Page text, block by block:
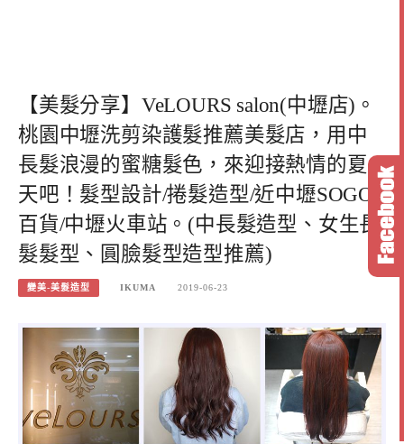
【美髮分享】VeLOURS salon(中壢店)。
桃園中壢洗剪染護髮推薦美髮店，用中
長髮浪漫的蜜糖髮色，來迎接熱情的夏
天吧！髮型設計/捲髮造型/近中壢SOGO
百貨/中壢火車站。(中長髮造型、女生長
髮髮型、圓臉髮型造型推薦)
變美-美髮造型 IKUMA 2019-06-23